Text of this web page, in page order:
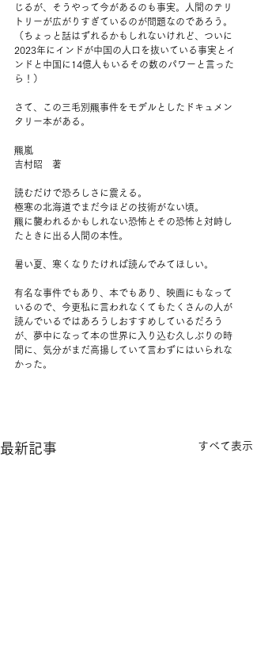
じるが、そうやって今があるのも事実。人間のテリ
トリーが広がりすぎているのが問題なのであろう。
（ちょっと話はずれるかもしれないけれど、ついに
2023年にインドが中国の人口を抜いている事実とイ
ンドと中国に14億人もいるその数のパワーと言った
ら！）
さて、この三毛別羆事件をモデルとしたドキュメン
タリー本がある。
羆嵐
吉村昭　著
読むだけで恐ろしさに震える。
極寒の北海道でまだ今ほどの技術がない頃。
羆に襲われるかもしれない恐怖とその恐怖と対峙し
たときに出る人間の本性。
暑い夏、寒くなりたければ読んでみてほしい。
有名な事件でもあり、本でもあり、映画にもなって
いるので、今更私に言われなくてもたくさんの人が
読んでいるではあろうしおすすめしているだろう
が、夢中になって本の世界に入り込む久しぶりの時
間に、気分がまだ高揚していて言わずにはいられな
かった。
最新記事 すべて表示